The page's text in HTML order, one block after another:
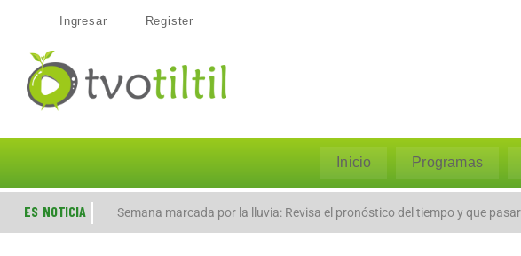
Ingresar Register
Inicio Programas
ES NOTICIA Evacúan preventivamente a familias por aumento del caudal del río